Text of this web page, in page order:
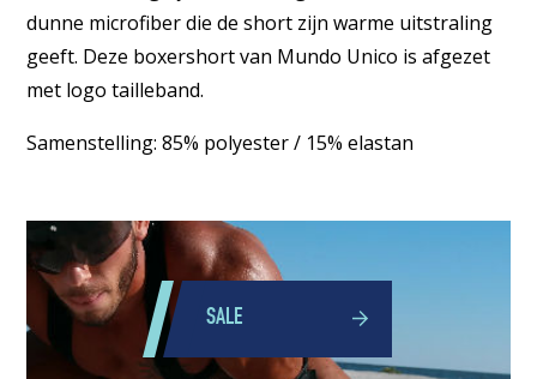
dunne microfiber die de short zijn warme uitstraling
geeft. Deze boxershort van Mundo Unico is afgezet
met logo tailleband.
Samenstelling: 85% polyester / 15% elastan
SALE